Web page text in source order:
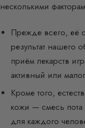
несколькими
Прежде всего, её
результат нашего
приём лекарств
активный или
Кроме того,
кожи — смесь
для каждого